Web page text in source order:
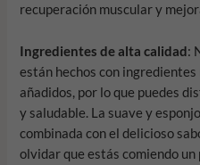
recuperación muscular y
Ingredientes de alta calidad:
están hechos con
añadidos, por lo que puedes
y saludable. La suave y
combinada con el delicioso
olvidar que estás comiendo un